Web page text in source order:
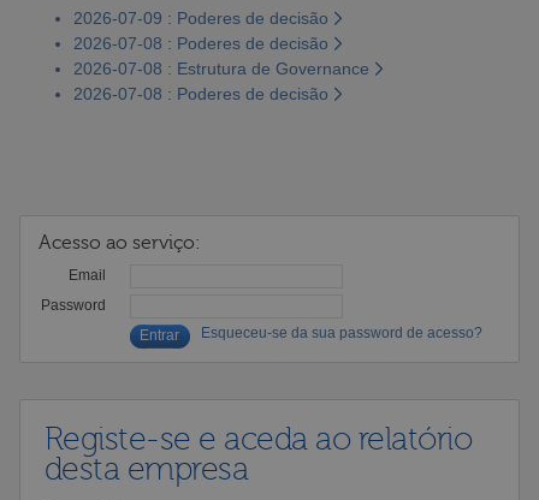
2026-07-09 : Poderes de decisão
2026-07-08 : Poderes de decisão
2026-07-08 : Estrutura de Governance
2026-07-08 : Poderes de decisão
Acesso ao serviço:
Email
Password
Esqueceu-se da sua password de acesso?
Registe-se e aceda ao relatório
desta empresa